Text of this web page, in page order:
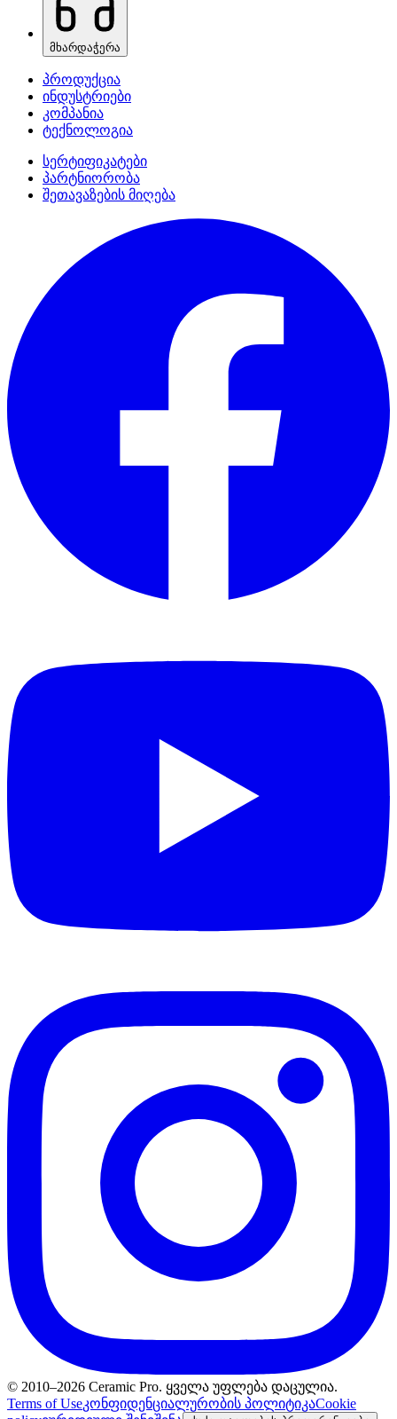
მხარდაჭერა
პროდუქცია
ინდუსტრიები
კომპანია
ტექნოლოგია
სერტიფიკატები
პარტნიორობა
შეთავაზების მიღება
© 2010–2026 Ceramic Pro. ყველა უფლება დაცულია.
Terms of Useკონფიდენციალურობის პოლიტიკაCookie